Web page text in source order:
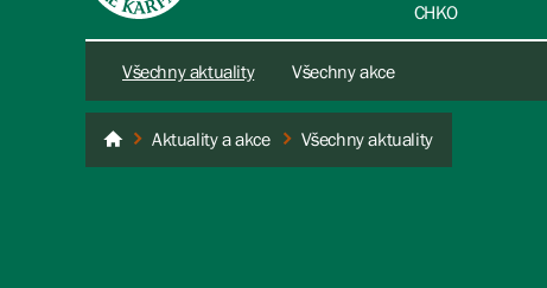
CHKO
Všechny aktuality Všechny akce
Bílé Karpaty
Aktuality a akce Všechny aktuality